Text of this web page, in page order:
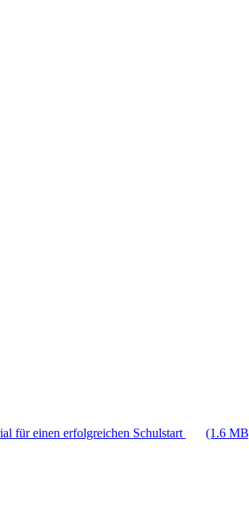
für einen erfolgreichen Schulstart
(1.6